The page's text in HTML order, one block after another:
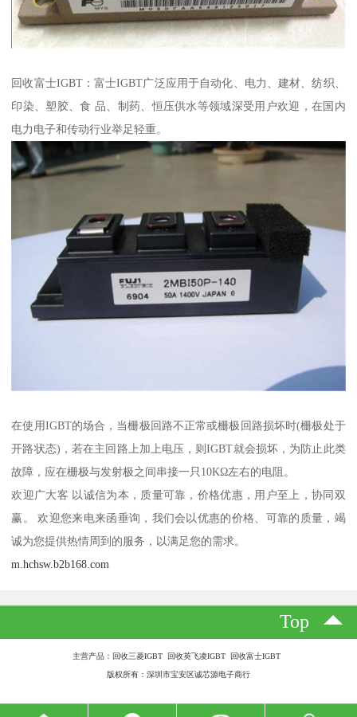
回收富士IGBT：富士IGBT广泛应用于自动化、电力、建材、纺织、
印染、塑胶、食 品、制药、恒压供水等领域深受用户欢迎，在国内
电力电子和传动行业举足轻重。
在使用IGBT的场合，当栅极回路不正常或栅极回路损坏时(栅极处于
开路状态)，若在主回路上加上电压，则IGBT就会损坏，为防止此类
故障，应在栅极与发射极之间串接一只10KΩ左右的电阻。
欢迎广大客 以诚信为本，质量可靠，价格优惠，用户至上，协同双
赢。 欢迎您来电来函垂询，我们会以优惠的价格、可靠的质量，竭
诚为您提供热情周到的服务，以满足您的需求。
m.hchsw.b2b168.com
Top
主营产品：回收三菱IGBT 回收英飞凌IGBT 回收富士IGBT
版权所有：深圳市宝安区诚芯源电子商行